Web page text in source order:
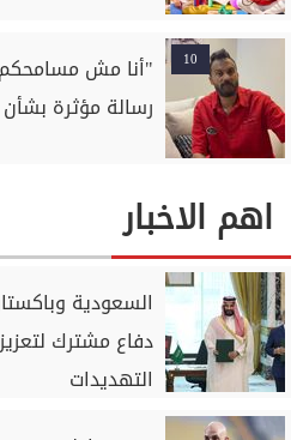
10
"أنا مش
رسالة مؤثرة بشأن
اهم الاخبار
السعودية
دفاع مشترك
التهديدات